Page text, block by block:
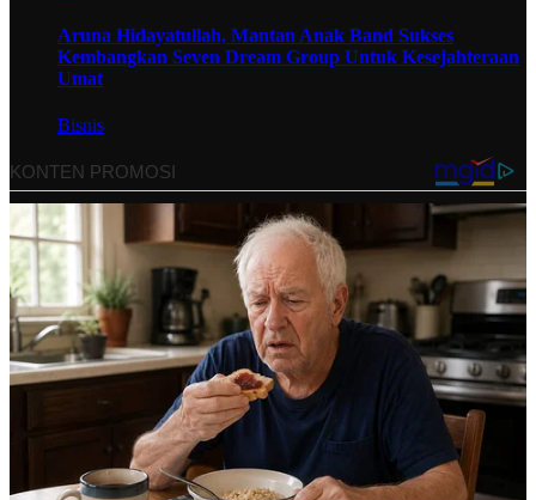
Aruna Hidayatullah, Mantan Anak Band Sukses
Kembangkan Seven Dream Group Untuk Kesejahteraan
Umat
Bisnis